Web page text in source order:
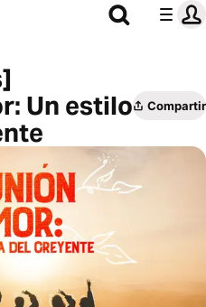
Un estilo
Compartir